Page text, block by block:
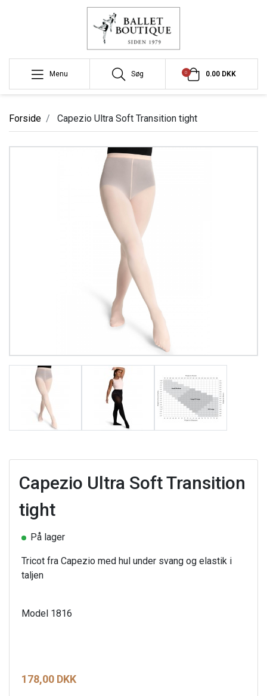
Menu Søg 0 0.00 DKK
Forside Capezio Ultra Soft Transition tight
Capezio Ultra Soft Transition
tight
På lager
Tricot fra Capezio med hul under svang og elastik i
taljen
Model 1816
178,00 DKK